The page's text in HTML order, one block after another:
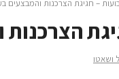
– חגיגת הצרכנות והמבצעים
ושאטו